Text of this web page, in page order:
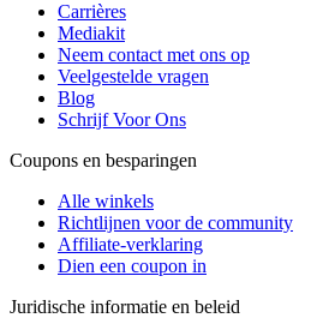
Carrières
Mediakit
Neem contact met ons op
Veelgestelde vragen
Blog
Schrijf Voor Ons
Coupons en besparingen
Alle winkels
Richtlijnen voor de community
Affiliate-verklaring
Dien een coupon in
Juridische informatie en beleid